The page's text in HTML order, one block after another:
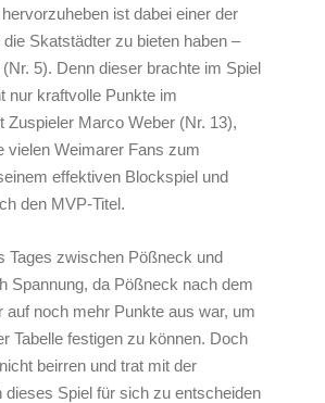
ist dabei einer der
Skatstädter zu bieten haben –
5). Denn dieser brachte im Spiel
nur kraftvolle Punkte im
Zuspieler Marco Weber (Nr. 13),
vielen Weimarer Fans zum
effektiven Blockspiel und
den MVP-Titel.
Tages zwischen Pößneck und
Spannung, da Pößneck nach dem
auf noch mehr Punkte aus war, um
Tabelle festigen zu können. Doch
beirren und trat mit der
dieses Spiel für sich zu entscheiden